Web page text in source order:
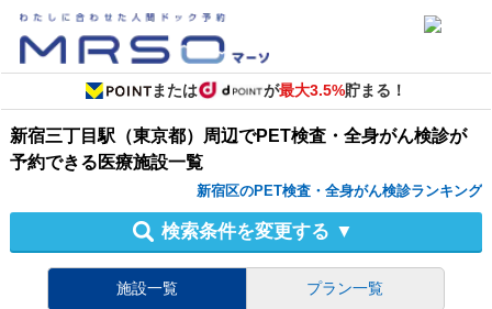
または が最大3.5%貯まる！
新宿三丁目駅（東京都）周辺でPET検査・全身がん検診が
予約できる医療施設一覧
新宿区のPET検査・全身がん検診ランキング
検索条件を変更する ▼
施設一覧 プラン一覧